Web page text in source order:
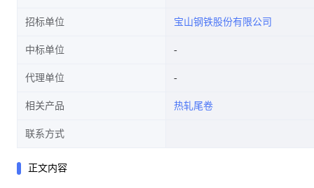
招标单位 宝山钢铁股份有限公司
中标单位
代理单位
相关产品 热轧尾卷
联系方式
正文内容